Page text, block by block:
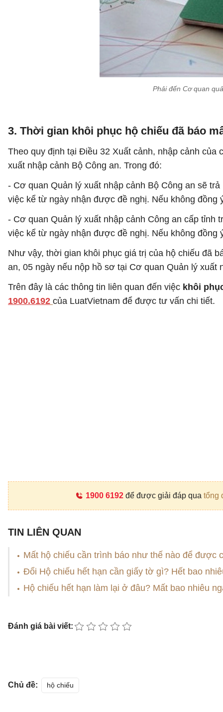
Phải đến Cơ quan
3. Thời gian khôi phục hộ chiếu đã báo
Theo quy định tại Điều 32 Xuất cảnh, nhập cảnh
xuất nhập cảnh Bộ Công an. Trong đó:
- Cơ quan Quản lý xuất nhập cảnh Bộ Công an sẽ
việc kể từ ngày nhận được đề nghị. Nếu không
- Cơ quan Quản lý xuất nhập cảnh Công an cấp
việc kể từ ngày nhận được đề nghị. Nếu không
Như vậy, thời gian khôi phục giá trị của hộ chiếu đã
an, 05 ngày nếu nộp hồ sơ tại Cơ quan Quản lý xuất
Trên đây là các thông tin liên quan đến việc khôi
1900.6192 của LuatVietnam để được tư vấn chi tiết.
1900 6192để được giải đáp qua tổng
TIN LIÊN QUAN
Mất hộ chiếu cần trình báo như thế nào để được
Đổi Hộ chiếu hết hạn cần giấy tờ gì? Hết bao
Hộ chiếu hết hạn làm lại ở đâu? Mất bao nhiêu
Đánh giá bài viết:
Chủ đề: hộ chiếu